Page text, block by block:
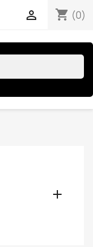
shopping_cart (0)

